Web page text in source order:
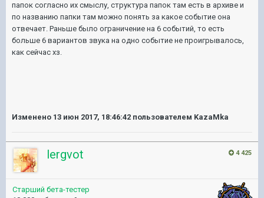
папок согласно их смыслу, структура папок там есть в архиве и
по названию папки там можно понять за какое событие она
отвечает. Раньше было ограничение на 6 событий, то есть
больше 6 вариантов звука на одно событие не проигрывалось,
как сейчас хз.
Изменено 13 июн 2017, 18:46:42 пользователем KazaMka
4 425
lergvot
Старший бета-тестер